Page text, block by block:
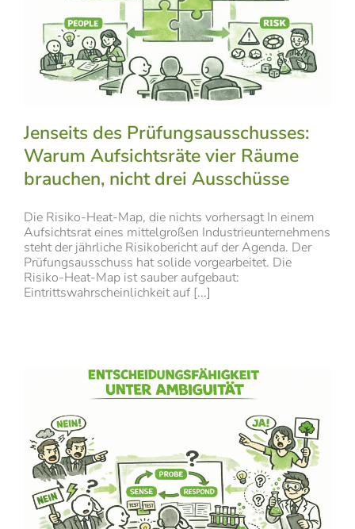
Jenseits des Prüfungsausschusses:
Warum Aufsichtsräte vier Räume
brauchen, nicht drei Ausschüsse
Die Risiko-Heat-Map, die nichts vorhersagt In einem
Aufsichtsrat eines mittelgroßen Industrieunternehmens
steht der jährliche Risikobericht auf der Agenda. Der
Prüfungsausschuss hat solide vorgearbeitet. Die
Risiko-Heat-Map ist sauber aufgebaut:
Eintrittswahrscheinlichkeit auf [...]